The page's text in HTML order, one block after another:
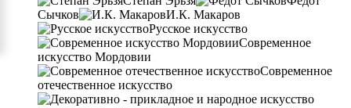
Сычков
И.К. Макаров
Русское искусство
Современное
искусство Мордовии
Современное
отечественное искусство